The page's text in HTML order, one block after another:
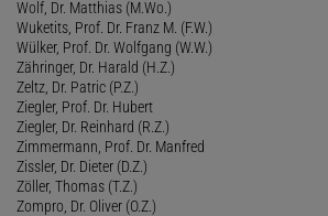
Wolf, Dr. Matthias (M.Wo.)
Wuketits, Prof. Dr. Franz M. (F.W.)
Wülker, Prof. Dr. Wolfgang (W.W.)
Zähringer, Dr. Harald (H.Z.)
Zeltz, Dr. Patric (P.Z.)
Ziegler, Prof. Dr. Hubert
Ziegler, Dr. Reinhard (R.Z.)
Zimmermann, Prof. Dr. Manfred
Zissler, Dr. Dieter (D.Z.)
Zöller, Thomas (T.Z.)
Zompro, Dr. Oliver (O.Z.)